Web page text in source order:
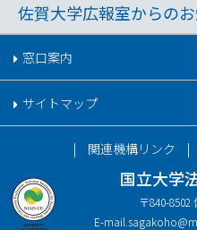
佐賀大学広報室からの
窓口案内
サイトマップ
国立大学
〒840-8502
E-mail.
関連機構リンク